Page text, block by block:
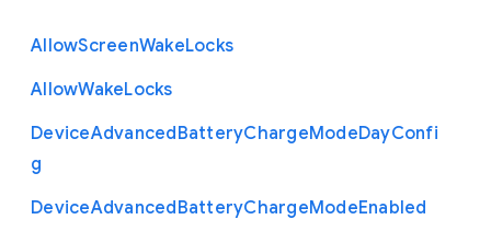
AllowScreenWakeLocks
AllowWakeLocks
DeviceAdvancedBatteryChargeModeDayConfi
g
DeviceAdvancedBatteryChargeModeEnabled